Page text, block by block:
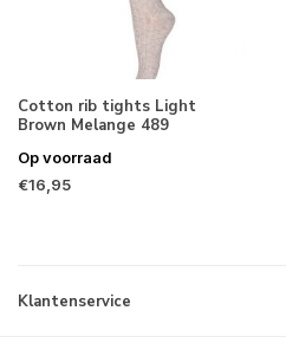
Cotton rib tights Light
Brown Melange 489
Op voorraad
€16,95
Klantenservice